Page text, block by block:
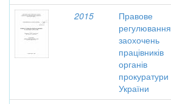
2015
Правове
регулювання
заохочень
працівників
органів
прокуратури
України